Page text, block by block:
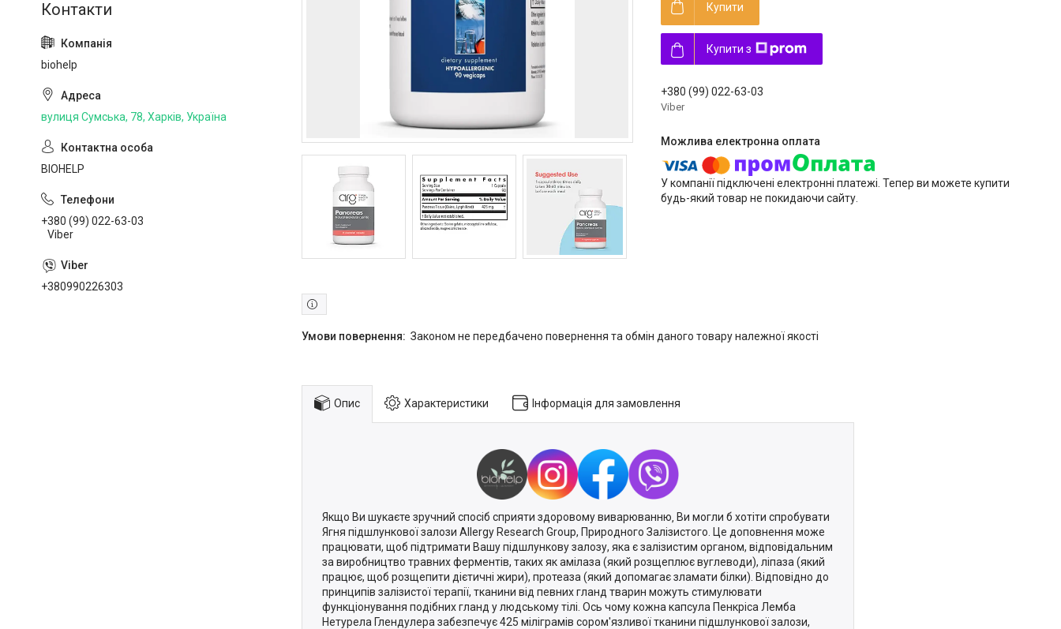
Купити
Купити з
+380 (99) 022-63-03
Viber
У компанії підключені електронні платежі. Тепер ви можете купити
будь-який товар не покидаючи сайту.
Законом не передбачено повернення та обмін даного товару належної якості
Опис Характеристики Інформація для замовлення
Якщо Ви шукаєте зручний спосіб сприяти здоровому виварюванню‚ Ви могли б хотіти спробувати
Ягня підшлункової залози Allergy Research Group, Природного Залізистого. Це доповнення може
працювати, щоб підтримати Вашу підшлункову залозу, яка є залізистим органом, відповідальним
за виробництво травних ферментів, таких як амілаза (який розщеплює вуглеводи), ліпаза (який
працює, щоб розщепити дієтичні жири), протеаза (який допомагає зламати білки). Відповідно до
принципів залізистої терапії, тканини від певних гланд тварин можуть стимулювати
функціонування подібних гланд у людському тілі. Ось чому кожна капсула Пенкріса Лемба
Нетурела Глендулера забезпечує 425 міліграмів сором'язливої ​​тканини підшлункової залози,
biohelp
вулиця Сумська, 78, Харків, Україна
BIOHELP
+380 (99) 022-63-03
Viber
+380990226303